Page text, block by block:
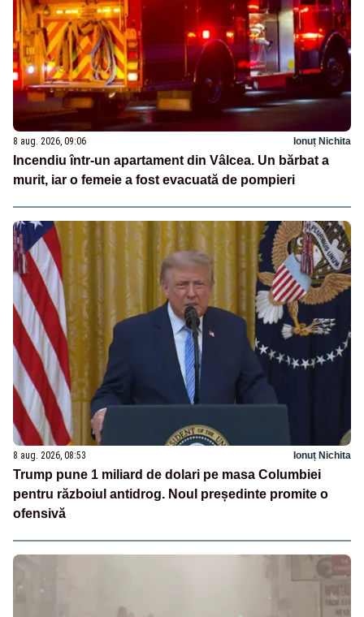
8 aug. 2026, 09:06 Ionuț Nichita
Incendiu într-un apartament din Vâlcea. Un bărbat a
murit, iar o femeie a fost evacuată de pompieri
8 aug. 2026, 08:53 Ionuț Nichita
Trump pune 1 miliard de dolari pe masa Columbiei
pentru războiul antidrog. Noul președinte promite o
ofensivă